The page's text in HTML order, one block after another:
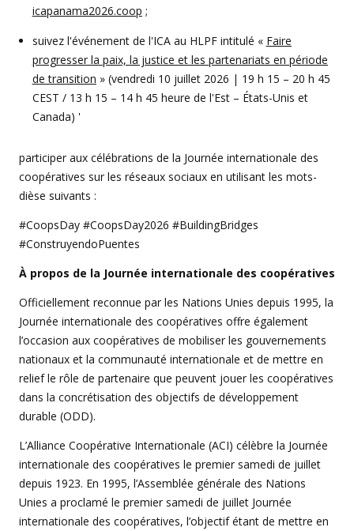
icapanama2026.coop ;
suivez l'événement de l'ICA au HLPF intitulé « Faire
progresser la paix, la justice et les partenariats en période
de transition » (vendredi 10 juillet 2026 | 19 h 15 – 20 h 45
CEST / 13 h 15 – 14 h 45 heure de l'Est – États-Unis et
Canada) '
participer aux célébrations de la Journée internationale des
coopératives sur les réseaux sociaux en utilisant les mots-
dièse suivants :
#CoopsDay #CoopsDay2026 #BuildingBridges
#ConstruyendoPuentes
À propos de la Journée internationale des coopératives
Officiellement reconnue par les Nations Unies depuis 1995, la
Journée internationale des coopératives offre également
l’occasion aux coopératives de mobiliser les gouvernements
nationaux et la communauté internationale et de mettre en
relief le rôle de partenaire que peuvent jouer les coopératives
dans la concrétisation des objectifs de développement
durable (ODD).
L’Alliance Coopérative Internationale (ACI) célèbre la Journée
internationale des coopératives le premier samedi de juillet
depuis 1923. En 1995, l’Assemblée générale des Nations
Unies a proclamé le premier samedi de juillet Journée
internationale des coopératives, l’objectif étant de mettre en